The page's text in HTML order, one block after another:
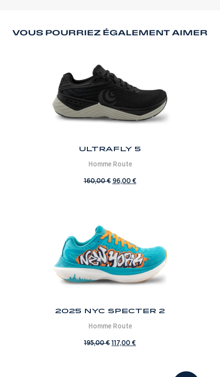
VOUS POURRIEZ ÉGALEMENT AIMER
Ultrafly 5
Homme Route
160,00€ 96,00 €
2025 NYC Specter 2
Homme Route
195,00€117,00 €